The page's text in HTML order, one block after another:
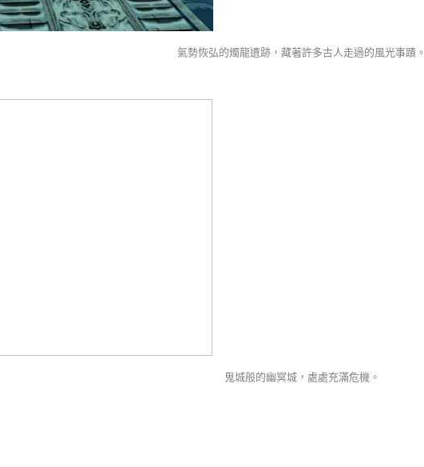
氣勢恢弘的燭龍遺跡，藏著許多古人走過的風光事蹟。
鬼城般的幽冥城，處處充滿危機。